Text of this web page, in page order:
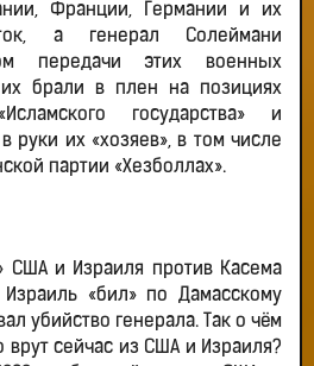
Франции, Германии и их
а генерал Солеймани
передачи этих военных
их брали в плен на позициях
государства» и
руки их «хозяев», в том числе
партии «Хезболлах».
США и Израиля против Касема
«бил» по Дамасскому
убийство генерала. Так о чём
врут сейчас из США и Израиля?